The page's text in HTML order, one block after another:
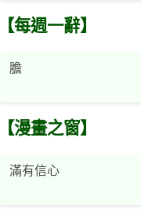
【每週一辭】
膽
【漫畫之窗】
滿有信心